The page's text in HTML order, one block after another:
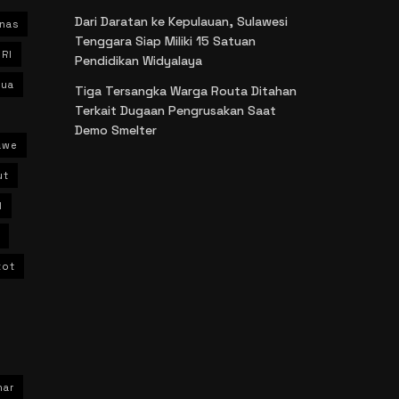
Dari Daratan ke Kepulauan, Sulawesi
Tenggara Siap Miliki 15 Satuan
Pendidikan Widyalaya
Tiga Tersangka Warga Routa Ditahan
Terkait Dugaan Pengrusakan Saat
Demo Smelter